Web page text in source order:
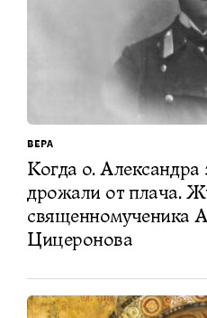
ВЕРА
Когда о. Александра
дрожали от плача.
священномученика
Цицеронова